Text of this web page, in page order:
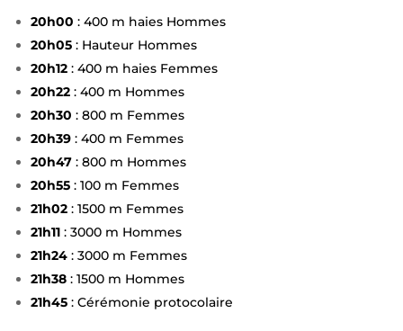
20h00 : 400 m haies Hommes
20h05 : Hauteur Hommes
20h12 : 400 m haies Femmes
20h22 : 400 m Hommes
20h30 : 800 m Femmes
20h39 : 400 m Femmes
20h47 : 800 m Hommes
20h55 : 100 m Femmes
21h02 : 1500 m Femmes
21h11 : 3000 m Hommes
21h24 : 3000 m Femmes
21h38 : 1500 m Hommes
21h45 : Cérémonie protocolaire